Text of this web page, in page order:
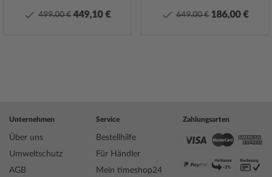
499,00 € 449,10 € 649,00 € 186,00 €
Unternehmen
Über uns
Umweltschutz
AGB
Service
Bestellhilfe
Für Händler
Mein timeshop24
Zahlungsarten